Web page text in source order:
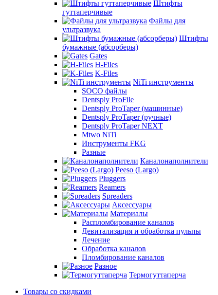
Штифты
гуттаперчивые
Файлы для
ультразвука
Штифты
бумажные (абсорберы)
Gates
H-Files
K-Files
NiTi инструменты
SOCO файлы
Dentsply ProFile
Dentsply ProTaper (машинные)
Dentsply ProTaper (ручные)
Dentsply ProTaper NEXT
Mtwo NiTi
Инструменты FKG
Разные
Каналонаполнители
Peeso (Largo)
Pluggers
Reamers
Spreaders
Аксессуары
Материалы
Распломбирование каналов
Девитализация и обработка пульпы
Лечение
Обработка каналов
Пломбирование каналов
Разное
Термогуттаперча
Товары со скидками